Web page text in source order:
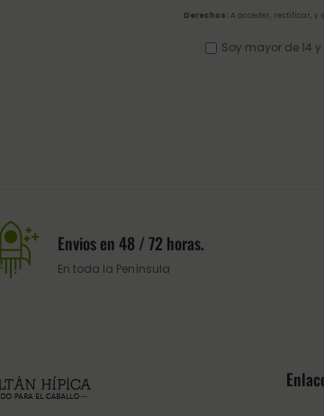
Derechos: A acceder, rectificar, y
Soy mayor de 14
Envios en 48 / 72 horas.
En toda la Península